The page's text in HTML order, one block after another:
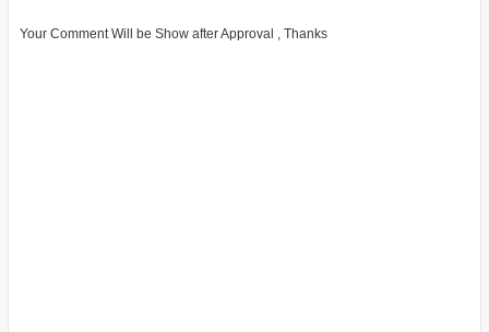
Your Comment Will be Show after Approval , Thanks